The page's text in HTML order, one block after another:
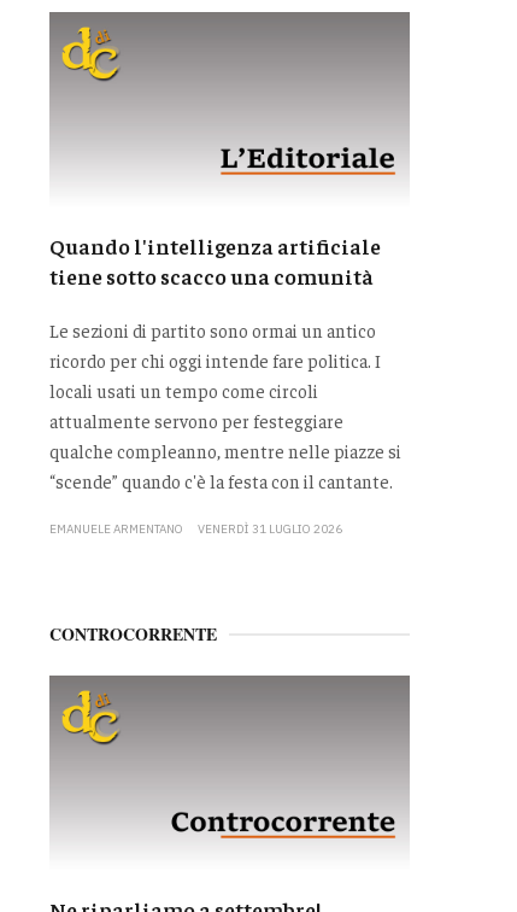
Quando l'intelligenza artificiale
tiene sotto scacco una comunità
Le sezioni di partito sono ormai un antico
ricordo per chi oggi intende fare politica. I
locali usati un tempo come circoli
attualmente servono per festeggiare
qualche compleanno, mentre nelle piazze si
“scende” quando c'è la festa con il cantante.
EMANUELE ARMENTANO VENERDÌ 31 LUGLIO 2026
CONTROCORRENTE